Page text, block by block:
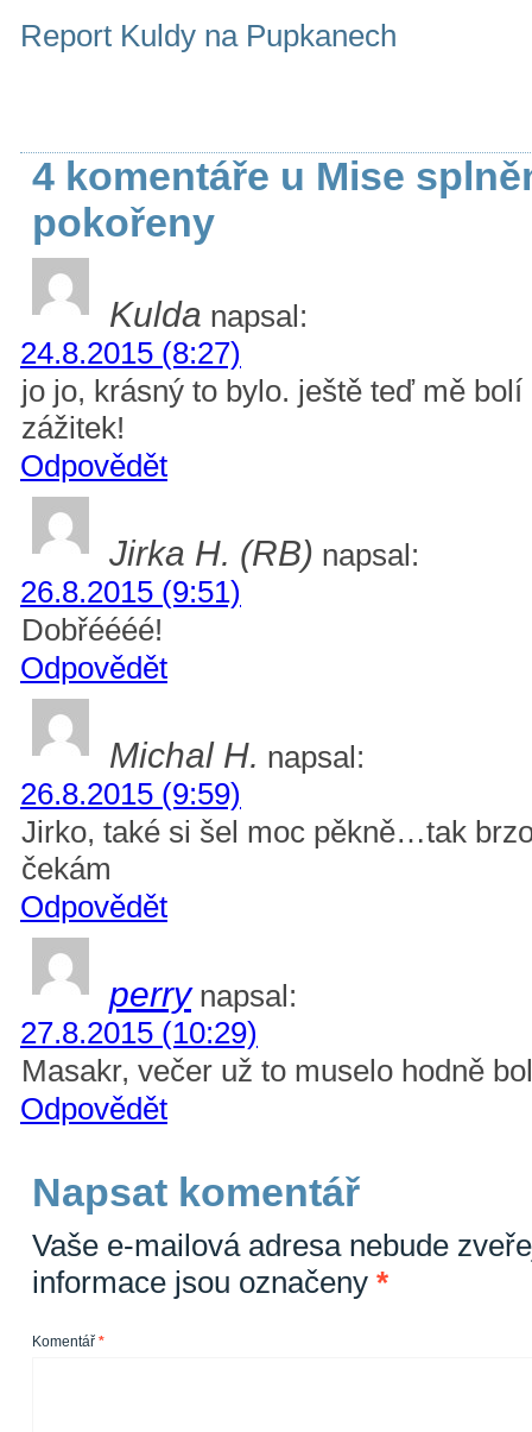
Report Kuldy na Pupkanech
4 komentáře u Mise
pokořeny
Kulda napsal:
24.8.2015 (8:27)
jo jo, krásný to bylo. ještě teď mě
zážitek!
Odpovědět
Jirka H. (RB) napsal:
26.8.2015 (9:51)
Dobřéééé!
Odpovědět
Michal H. napsal:
26.8.2015 (9:59)
Jirko, také si šel moc pěkně…tak
čekám
Odpovědět
perry napsal:
27.8.2015 (10:29)
Masakr, večer už to muselo hodně
Odpovědět
Napsat komentář
Vaše e-mailová adresa nebude
informace jsou označeny *
Komentář *